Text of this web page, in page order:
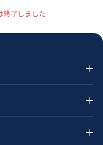
終了しました